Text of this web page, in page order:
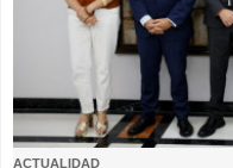
ACTUALIDAD